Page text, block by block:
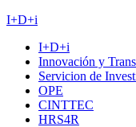
I+D+i
I+D+i
Innovación y
Servicion de
OPE
CINTTEC
HRS4R